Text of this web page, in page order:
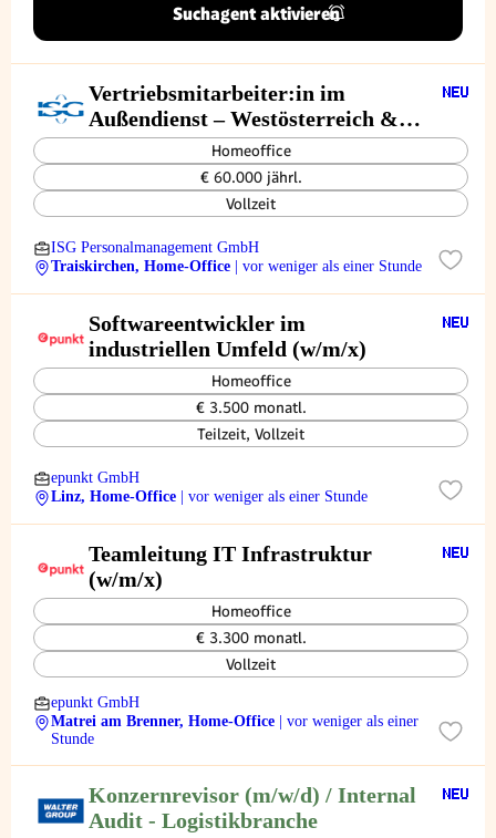
Suchagent aktivieren
Vertriebsmitarbeiter:in im
Außendienst – Westösterreich &
SüddeutschlandHomeoffice
€ 60.000 jährl.
Vollzeit
ISG Personalmanagement GmbH
Traiskirchen, Home-Office
| vor weniger als einer Stunde
Softwareentwickler im
industriellen Umfeld (w/m/x)
Homeoffice
€ 3.500 monatl.
Teilzeit, Vollzeit
epunkt GmbH
Linz, Home-Office
| vor weniger als einer Stunde
Teamleitung IT Infrastruktur
(w/m/x)
Homeoffice
€ 3.300 monatl.
Vollzeit
epunkt GmbH
Matrei am Brenner, Home-Office
| vor weniger als einer
Stunde
Konzernrevisor (m/w/d) / Internal
Audit - Logistikbranche